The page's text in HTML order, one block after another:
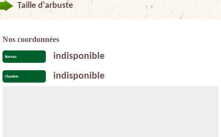
Taille d'arbuste
Nos coordonnées
Bureau indisponible
Chantier indisponible